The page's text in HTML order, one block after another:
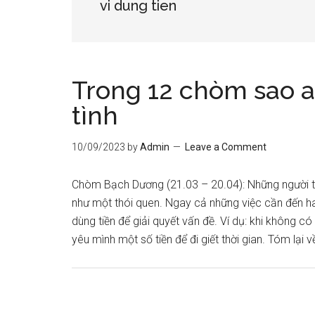
vi dung tien
Trong 12 chòm sao
tình
10/09/2023 byAdmin Leave a Comment
Chòm Bạch Dương (21.03 – 20.04): Những
như một thói quen. Ngay cả những việc cần đến
dùng tiền để giải quyết vấn đề. Ví dụ: khi không
yêu mình một số tiền để đi giết thời gian. Tóm lại